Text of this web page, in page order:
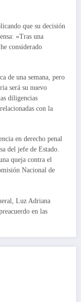
que su decisión
«Tras una
considerado
de una semana, pero
será su nuevo
diligencias
con la
en derecho penal
del jefe de Estado.
queja contra el
Nacional de
Luz Adriana
en las